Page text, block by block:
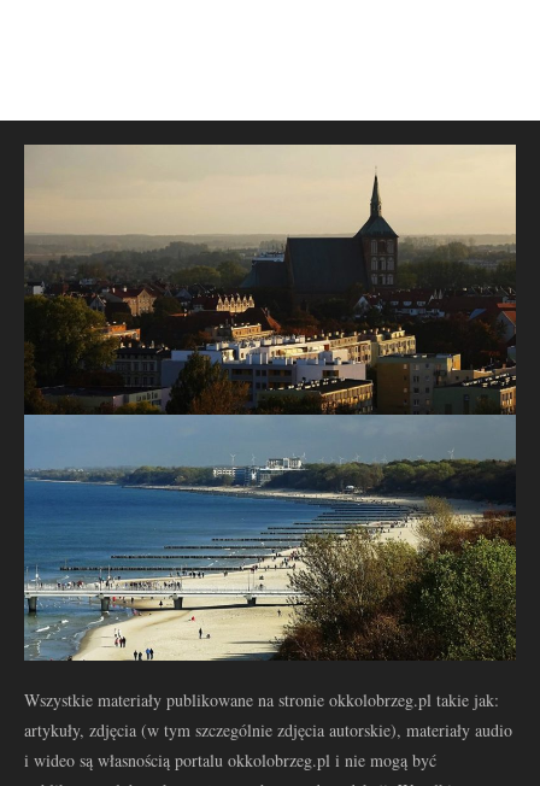
Wszystkie materiały publikowane na stronie okkolobrzeg.pl takie jak:
artykuły, zdjęcia (w tym szczególnie zdjęcia autorskie), materiały audio
i wideo są własnością portalu okkolobrzeg.pl i nie mogą być